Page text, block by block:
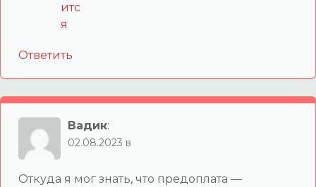
Ответить
Вадик:
02.08.2023 в
Откуда я мог знать, что предоплата —